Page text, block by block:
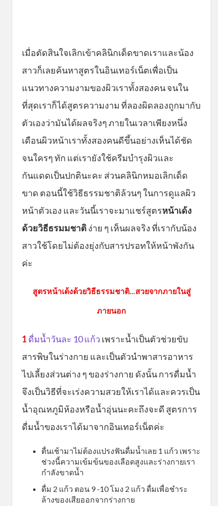
เมื่อตัดสินใจเลิกเข้าคลินิกเด็ดขาดเราและน้อง
สาวก็เลยค้นหาสูตรในอินเทอร์เน็ตเพื่อเป็น
แนวทางความงามของผิวเราทั้งสองคน จนใน
ที่สุดเราก็ได้สูตรความงาม ที่ลองผิดลองถูกมากับ
ตัวเองว่ามันได้ผลจริงๆ ภายในเวลาเพียงหนึ่ง
เดือนผิวหน้าเราทั้งสองคนดีขึ้นอย่างเห็นได้ชัด
จนใครๆ ทัก แต่เรายังใช้ครีมบำรุงผิวและ
กันแดดเป็นปกตินะคะ ส่วนคลินิกหมอเลิกเด็ด
ขาด ตอนนี้ใช้วิธีธรรมชาติล้วนๆ ในการดูแลผิว
หน้าตัวเอง และวันนี้เราจะมาแชร์สูตรหน้าเด้ง
ด้วยวิธีธรมมชาติง่าย ๆ เห็นผลจริง ที่เรากับน้อง
สาวใช้โดยไม่ต้องยุ่งกับสารปรอทให้หน้าพังกัน
ค่ะ
สูตรหน้าเด้งด้วยวิธีธรรมชาติ...สวยจากภายในสู่
ภายนอก
1 ดื่มน้ำวันละ 10 แก้ว เพราะน้ำเป็นตัวช่วยขับ
สารพิษในร่างกาย และเป็นตัวนำพาสารอาหาร
ไปเลี้ยงส่วนต่าง ๆ ของร่างกาย ดังนั้น การดื่มน้ำ
จึงเป็นวิธีที่จะเร่งความสวยให้เราได้และควรเป็น
น้ำอุณหภูมิห้องหรือน้ำอุ่นนะคะถึงจะดี สูตรการ
ดื่มน้ำของเราได้มาจากอินเทอร์เน็ตค่ะ
ตื่นเช้ามาไม่ต้องแปรงฟันดื่มน้ำเลย 1 แก้ว เพราะ
ช่วงนี้ความเข้มข้นของเลือดสูงและร่างกายเรา
กำลังขาดน้ำ
ดื่ม 2 แก้ว ตอน 9 -10 โมง 2 แก้ว ดื่มเพื่อชำระ
ล้างของเสียออกจากร่างกาย